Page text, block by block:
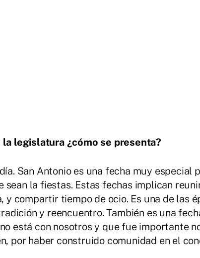
legislatura ¿cómo se presenta?
San Antonio es una fecha muy especial
sean la fiestas. Estas fechas implican
y compartir tiempo de ocio. Es una de las
y reencuentro. También es una
está con nosotros y que fue importante
por haber construido comunidad en el